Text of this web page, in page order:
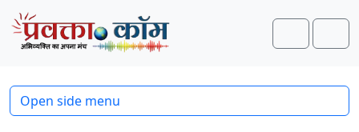
Skip to content
Skip to footer
Search
Open side menu